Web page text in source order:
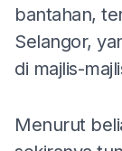
bantahan,
Selangor,
di majlis-
Menurut